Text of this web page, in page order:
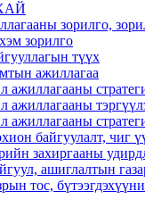
зорилго,
зорилго
түүх
ажиллагаа
ажиллагааны
ажиллагааны
ажиллагааны
байгуулалт, чиг
захиргааны
ашиглалтын
тос,